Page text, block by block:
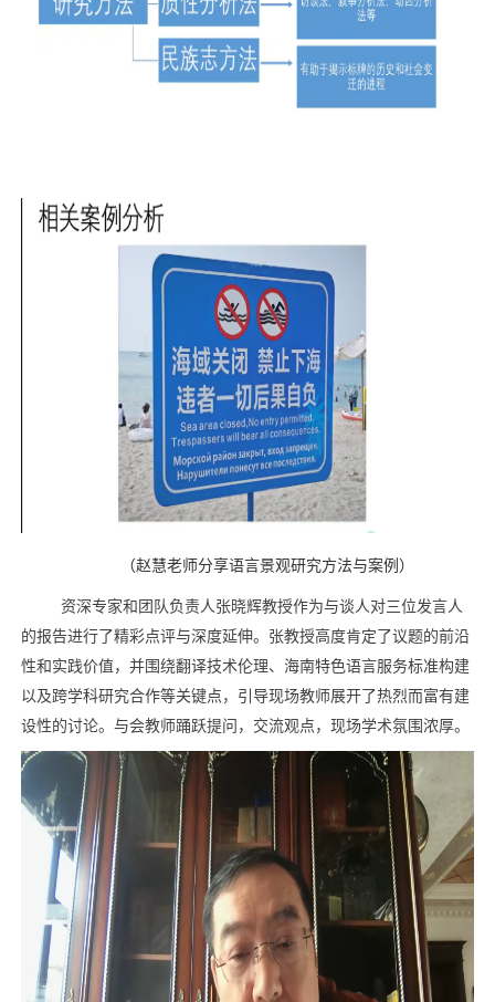
（赵慧老师分享语言景观研究方法与案例 ）
资深专家和团队负责人 张晓辉教授作为与谈人对三位发言人
的报告进行了精彩点评与深度延伸。张教授高度肯定了议题的前沿
性和实践价值，并围绕翻译技术伦理、海南特色语言服务标准构建
以及跨学科研究合作等关键点，引导现场教师展开了热烈而富有建
设性的讨论。与会教师踊跃提问，交流观点，现场学术氛围浓厚。